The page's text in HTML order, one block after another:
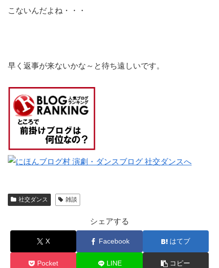
こないんだよね・・・
早く返事が来ないかな～と待ち遠しいです。
社交ダンス 雑談
シェアする
X Facebook はてブ
Pocket LINE コピー